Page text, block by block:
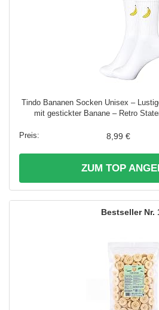
Tindo Bananen Socken Unisex –
mit gestickter Banane – Retro
8,99 €
ZUM TOP